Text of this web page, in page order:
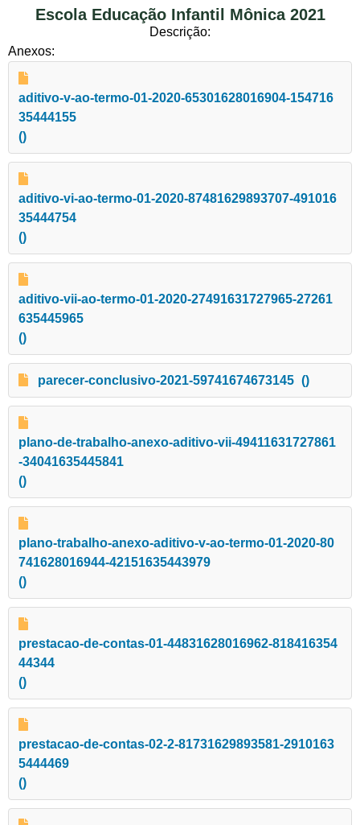
Escola Educação Infantil Mônica 2021
Descrição:
Anexos:
aditivo-v-ao-termo-01-2020-65301628016904-154716
35444155
()
aditivo-vi-ao-termo-01-2020-87481629893707-491016
35444754
()
aditivo-vii-ao-termo-01-2020-27491631727965-27261
635445965
()
parecer-conclusivo-2021-59741674673145 ()
plano-de-trabalho-anexo-aditivo-vii-49411631727861
-34041635445841
()
plano-trabalho-anexo-aditivo-v-ao-termo-01-2020-80
741628016944-42151635443979
()
prestacao-de-contas-01-44831628016962-818416354
44344
()
prestacao-de-contas-02-2-81731629893581-2910163
5444469
()